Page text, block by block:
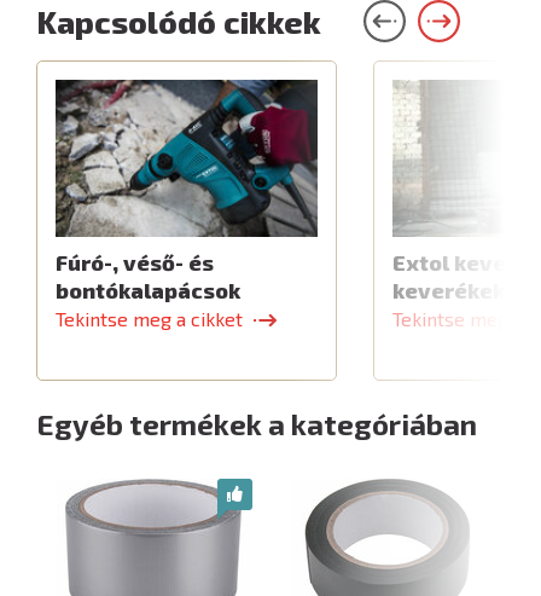
Kapcsolódó cikkek
Fúró-, véső- és
bontókalapácsok
Tekintse meg a cikket
Extol
Tekintse meg a
Egyéb termékek a kategóriában